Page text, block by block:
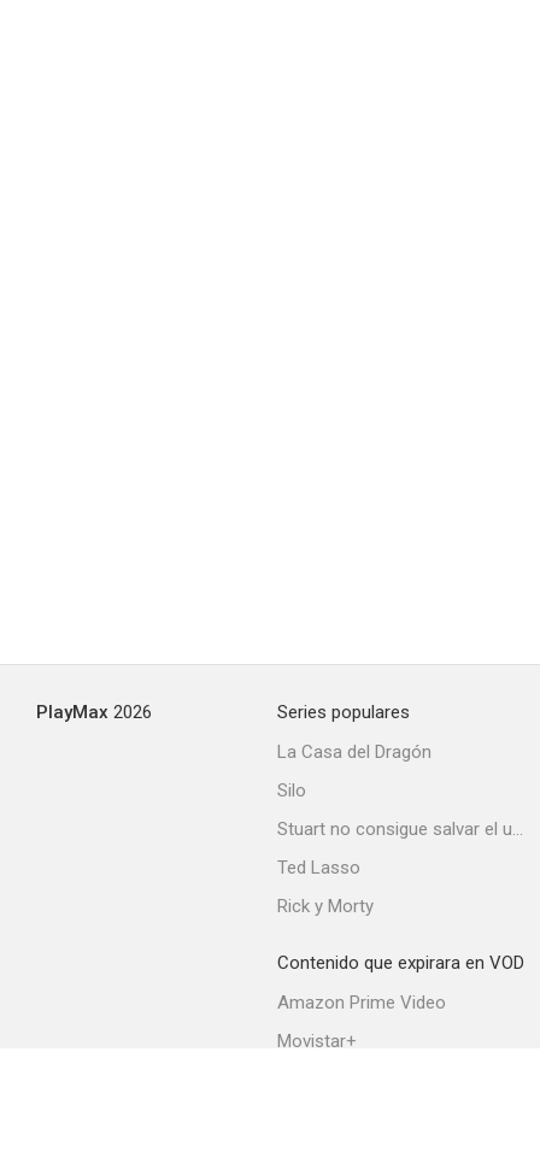
PlayMax 2026
Series populares
La Casa del Dragón
Silo
Stuart no consigue salvar el universo
Ted Lasso
Rick y Morty
Contenido que expirara en VOD
Amazon Prime Video
Movistar+